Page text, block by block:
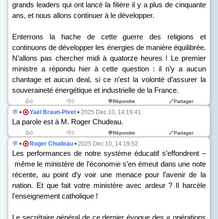
grands leaders qui ont lancé la filière il y a plus de cinquante
ans, et nous allons continuer à le développer.
Enterrons la hache de cette guerre des religions et
continuons de développer les énergies de manière équilibrée.
N’allons pas chercher midi à quatorze heures ! Le premier
ministre a répondu hier à cette question : il n’y a aucun
chantage et aucun deal, si ce n’est la volonté d’assurer la
souveraineté énergétique et industrielle de la France.
👍0 👎0 💬Répondre 🔗Partager
💬 • Yaël Braun-Pivet • 2025 Dec 10, 14:19:41
La parole est à M. Roger Chudeau.
👍0 👎0 💬Répondre 🔗Partager
💬 • Roger Chudeau • 2025 Dec 10, 14:19:52
Les performances de notre système éducatif s’effondrent –
même le ministère de l’économie s’en émeut dans une note
récente, au point d’y voir une menace pour l’avenir de la
nation. Et que fait votre ministère avec ardeur ? Il harcèle
l’enseignement catholique !
Le secrétaire général de ce dernier évoque des « opérations